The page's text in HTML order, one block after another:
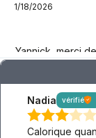
Yannick, merci
1/18/2026
Nadia vérifié
Calorique